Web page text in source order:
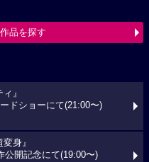
品を探す
』
ドショーにて(21:00〜)
身』
公開記念にて(19:00〜)